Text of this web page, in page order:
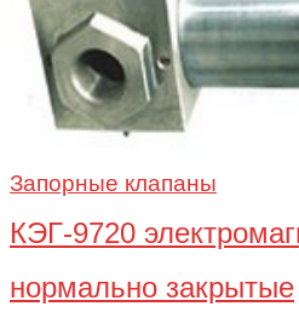
Запорные клапаны
КЭГ-9720
нормально закрытые